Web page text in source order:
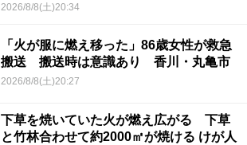
2026/8/8(土)20:34
「火が服に燃え移った」86歳女性が救急
搬送 搬送時は意識あり 香川・丸亀市
2026/8/8(土)20:27
下草を焼いていた火が燃え広がる 下草
と竹林合わせて約2000㎡が焼ける けが人